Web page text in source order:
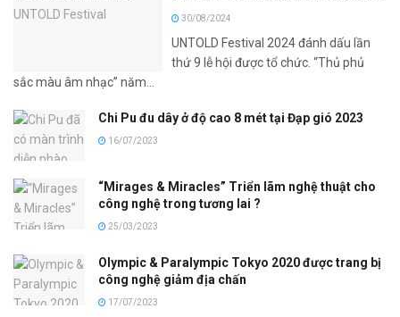
30/08/2024
UNTOLD Festival 2024 đánh dấu lần
thứ 9 lễ hội được tổ chức. “Thủ phủ
sắc màu âm nhạc” năm...
Chi Pu đu dây ở độ cao 8 mét tại Đạp gió 2023
16/07/2023
“Mirages & Miracles” Triển lãm nghệ thuật cho
công nghệ trong tương lai ?
25/03/2023
Olympic & Paralympic Tokyo 2020 được trang bị
công nghệ giảm địa chấn
17/07/2023